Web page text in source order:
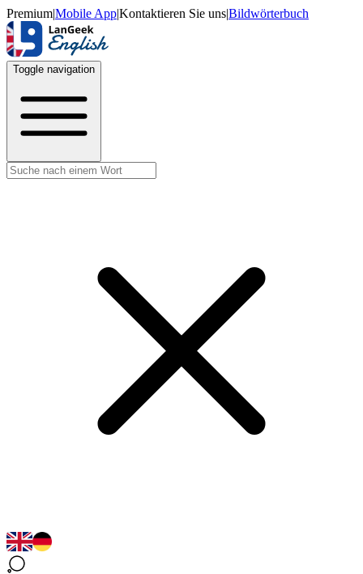
Premium|Mobile App|Kontaktieren Sie uns|Bildwörterbuch
Toggle navigation